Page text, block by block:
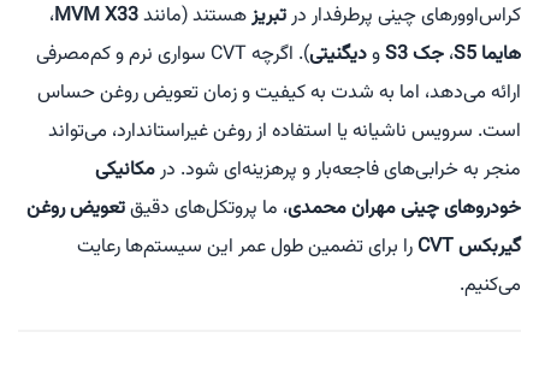
کراس‌اوورهای چینی پرطرفدار درتبریزهستند (مانندMVM X33،
هایما S5
، جک S3 ودیگنیتی
). اگرچه CVT سواری نرم و کم‌مصرفی
ارائه می‌دهد، اما به شدت به کیفیت و زمان تعویض روغن حساس
است. سرویس ناشیانه یا استفاده از روغن غیراستاندارد، می‌تواند
منجر به خرابی‌های فاجعه‌بار و پرهزینه‌ای شود. درمکانیکی
خودروهای چینی مهران محمدی، ما پروتکل‌های دقیقتعویض روغن
گیربکس CVT
را برای تضمین طول عمر این سیستم‌ها رعایت
می‌کنیم.